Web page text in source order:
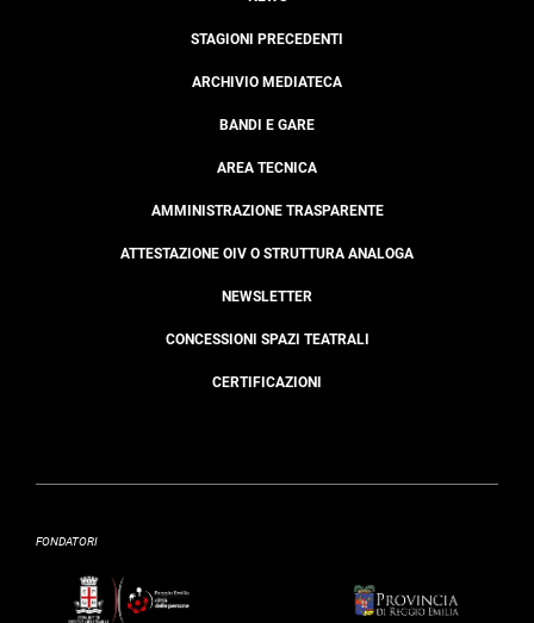
STAGIONI PRECEDENTI
ARCHIVIO MEDIATECA
BANDI E GARE
AREA TECNICA
AMMINISTRAZIONE TRASPARENTE
ATTESTAZIONE OIV O STRUTTURA ANALOGA
NEWSLETTER
CONCESSIONI SPAZI TEATRALI
CERTIFICAZIONI
FONDATORI